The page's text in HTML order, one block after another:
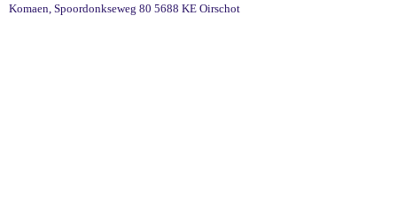
Komaen, Spoordonkseweg 80 5688 KE Oirschot